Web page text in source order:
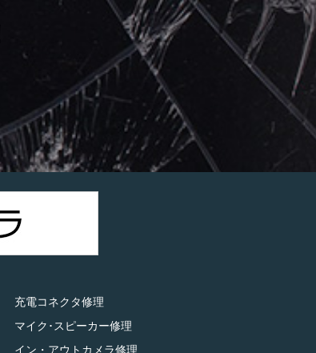
充電コネクタ修理
マイク･スピーカー修理
イン・アウトカメラ修理